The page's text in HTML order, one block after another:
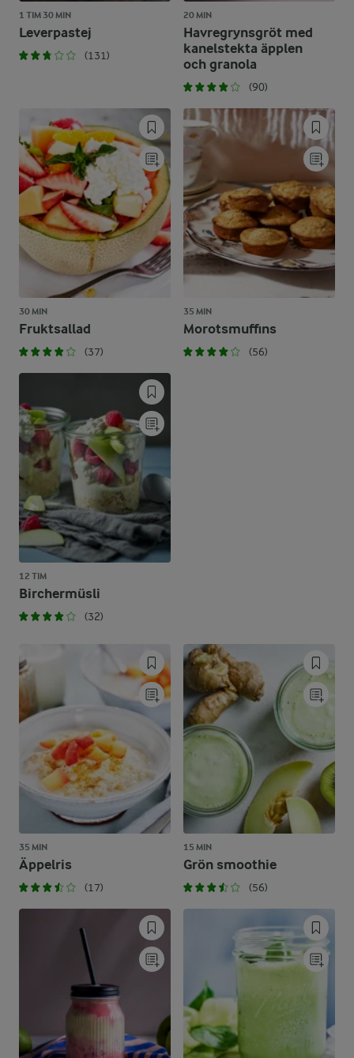
1 TIM 30 MIN
Leverpastej
(131)
20 MIN
Havregrynsgröt med
kanelstekta äpplen
och granola
(90)
30 MIN
Fruktsallad
(37)
35 MIN
Morotsmuffins
(56)
12 TIM
Birchermüsli
(32)
35 MIN
Äppelris
(17)
15 MIN
Grön smoothie
(56)